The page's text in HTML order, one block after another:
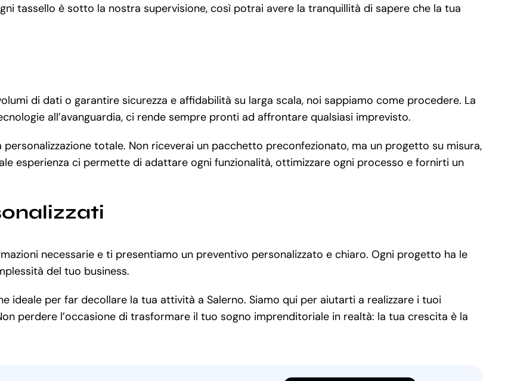
tassello è sotto la nostra supervisione, così potrai avere la tranquillità di sapere che la tua
di dati o garantire sicurezza e affidabilità su larga scala, noi sappiamo come procedere. La
all’avanguardia, ci rende sempre pronti ad affrontare qualsiasi imprevisto.
totale. Non riceverai un pacchetto preconfezionato, ma un progetto su misura,
esperienza ci permette di adattare ogni funzionalità, ottimizzare ogni processo e fornirti un
necessarie e ti presentiamo un preventivo personalizzato e chiaro. Ogni progetto ha le
del tuo business.
ideale per far decollare la tua attività a Salerno. Siamo qui per aiutarti a realizzare i tuoi
perdere l’occasione di trasformare il tuo sogno imprenditoriale in realtà: la tua crescita è la